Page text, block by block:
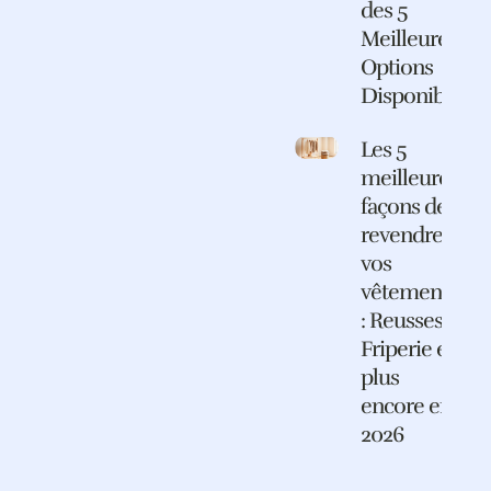
des 5
Meilleures
Options
Disponibles
Les 5
meilleures
façons de
revendre
vos
vêtements
: Reusses,
Friperie et
plus
encore en
2026